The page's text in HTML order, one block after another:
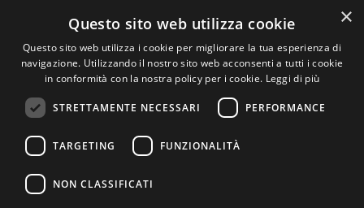
×
Questo sito web utilizza cookie
Questo sito web utilizza i cookie per migliorare la tua esperienza di
navigazione. Utilizzando il nostro sito web acconsenti a tutti i cookie
in conformità con la nostra policy per i cookie. Leggi di più
STRETTAMENTE NECESSARI PERFORMANCE
TARGETING FUNZIONALITÀ
NON CLASSIFICATI